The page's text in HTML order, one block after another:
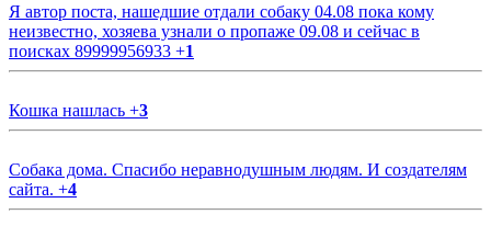
Я автор поста, нашедшие отдали собаку 04.08 пока кому
неизвестно, хозяева узнали о пропаже 09.08 и сейчас в
поисках 89999956933 +1
Кошка нашлась +3
Собака дома. Спасибо неравнодушным людям. И создателям
сайта. +4